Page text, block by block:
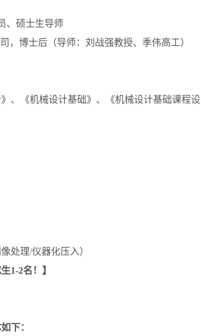
、硕士生导师
，博士后（导师：刘战强教授、季伟高工）
、《机械设计基础》、《机械设计基础课程设
处理/仪器化压入）
1-2名！】
下：